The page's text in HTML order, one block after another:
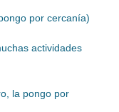
por cercanía)
actividades
la pongo por